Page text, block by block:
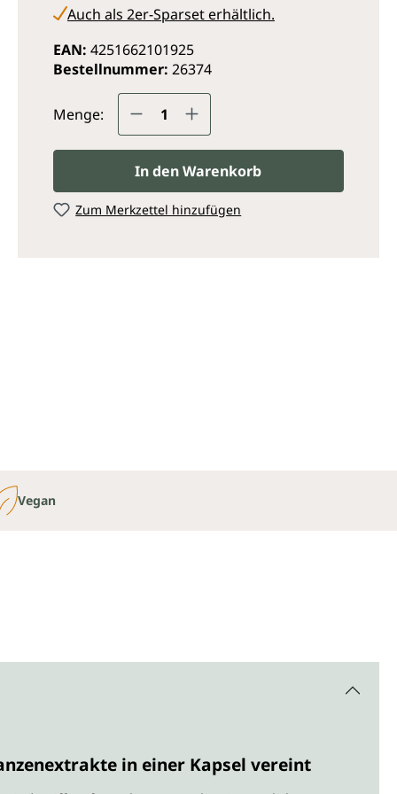
Auch als 2er-Sparset erhältlich.
EAN: 4251662101925
Bestellnummer: 26374
Menge: Produkt Anzahl: Gib den
In den Warenkorb
Zum Merkzettel hinzufügen
Vegan
in einer Kapsel vereint